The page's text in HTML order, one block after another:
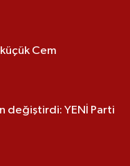
Cem
değiştirdi: YENİ Parti